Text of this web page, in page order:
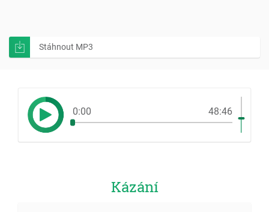
Stáhnout MP3
0:00 48:46
Kázání